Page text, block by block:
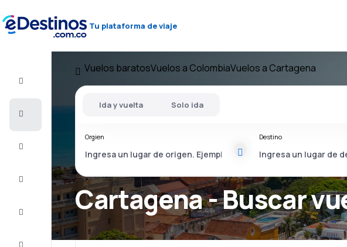
Tu plataforma de viaje
Alojamientos
Completa
Vuelos baratosVuelos a ColombiaVuelos a Cartagena
Cartagena - Buscar
Ida y vuelta Solo ida
Orgien Destino